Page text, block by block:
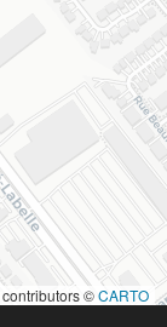
contributors ©CARTO